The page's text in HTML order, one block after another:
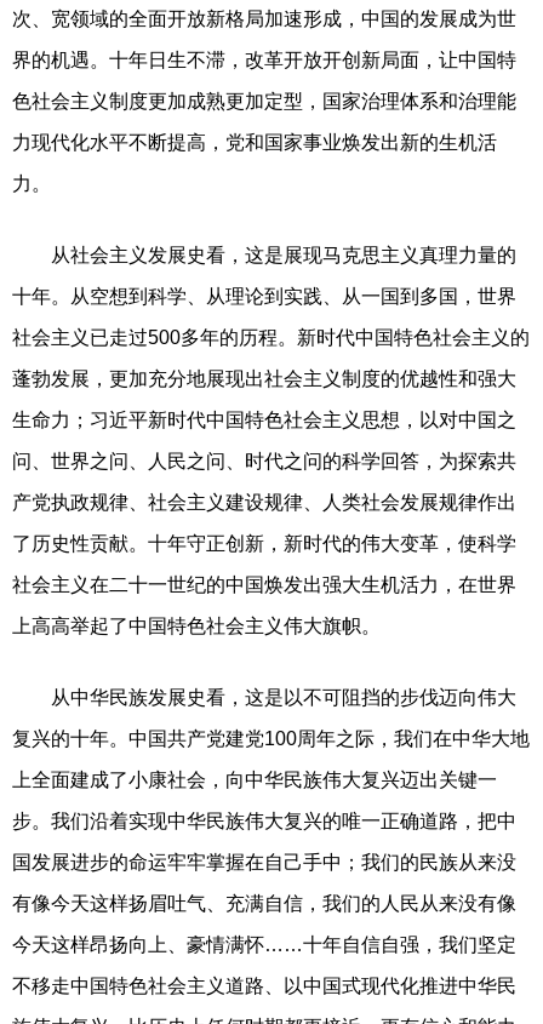
次、宽领域的全面开放新格局加速形成，中国的发展成为世
界的机遇。十年日生不滞，改革开放开创新局面，让中国特
色社会主义制度更加成熟更加定型，国家治理体系和治理能
力现代化水平不断提高，党和国家事业焕发出新的生机活
力。
从社会主义发展史看，这是展现马克思主义真理力量的
十年。从空想到科学、从理论到实践、从一国到多国，世界
社会主义已走过500多年的历程。新时代中国特色社会主义的
蓬勃发展，更加充分地展现出社会主义制度的优越性和强大
生命力；习近平新时代中国特色社会主义思想，以对中国之
问、世界之问、人民之问、时代之问的科学回答，为探索共
产党执政规律、社会主义建设规律、人类社会发展规律作出
了历史性贡献。十年守正创新，新时代的伟大变革，使科学
社会主义在二十一世纪的中国焕发出强大生机活力，在世界
上高高举起了中国特色社会主义伟大旗帜。
从中华民族发展史看，这是以不可阻挡的步伐迈向伟大
复兴的十年。中国共产党建党100周年之际，我们在中华大地
上全面建成了小康社会，向中华民族伟大复兴迈出关键一
步。我们沿着实现中华民族伟大复兴的唯一正确道路，把中
国发展进步的命运牢牢掌握在自己手中；我们的民族从来没
有像今天这样扬眉吐气、充满自信，我们的人民从来没有像
今天这样昂扬向上、豪情满怀……十年自信自强，我们坚定
不移走中国特色社会主义道路、以中国式现代化推进中华民